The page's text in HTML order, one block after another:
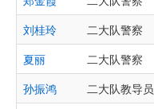
刘桂玲
二大队警察
夏丽
二大队警察
孙振鸿
二大队教导员